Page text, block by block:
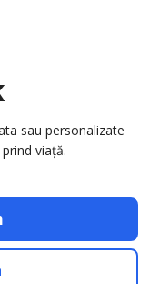
sau personalizate
viață.